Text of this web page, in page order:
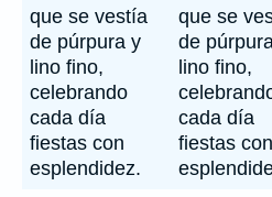
que se vestía
de púrpura y
lino fino,
celebrando
cada día
fiestas con
esplendidez.
que se
de
lino fino,
cada día
fiestas con